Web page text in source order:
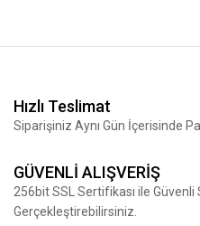
Hızlı Teslimat
Siparişiniz Aynı Gün İçerisinde
GÜVENLİ ALIŞVERİŞ
256bit SSL Sertifikası ile
Gerçekleştirebilirsiniz.